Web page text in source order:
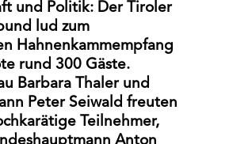
und Politik: Der Tiroler
lud zum
Hahnenkammempfang
rund 300 Gäste.
Barbara Thaler und
Peter Seiwald freuten
Teilnehmer,